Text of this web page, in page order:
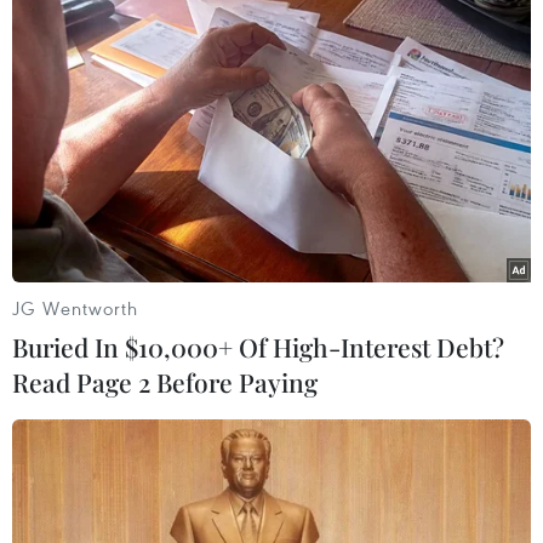
#Libya #GNA #Thổ Nhĩ Kỳ
#Recep Tayyip Erdogan
#Tổ chức khủng bố
#Berlin
#chia rẽ chính trị
Libya Thổ Nhĩ Kỳ
JG Wentworth
Buried In $10,000+ Of High-Interest Debt?
Read Page 2 Before Paying